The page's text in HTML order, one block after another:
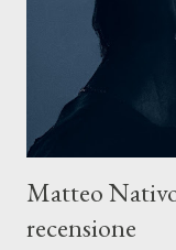
dichiarazione
artistico con una
Matteo
recensione